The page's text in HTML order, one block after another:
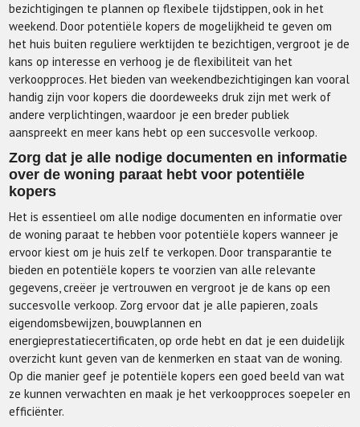
bezichtigingen te plannen op flexibele tijdstippen, ook in het
weekend. Door potentiële kopers de mogelijkheid te geven om
het huis buiten reguliere werktijden te bezichtigen, vergroot je de
kans op interesse en verhoog je de flexibiliteit van het
verkoopproces. Het bieden van weekendbezichtigingen kan vooral
handig zijn voor kopers die doordeweeks druk zijn met werk of
andere verplichtingen, waardoor je een breder publiek
aanspreekt en meer kans hebt op een succesvolle verkoop.
Zorg dat je alle nodige documenten en informatie
over de woning paraat hebt voor potentiële
kopers
Het is essentieel om alle nodige documenten en informatie over
de woning paraat te hebben voor potentiële kopers wanneer je
ervoor kiest om je huis zelf te verkopen. Door transparantie te
bieden en potentiële kopers te voorzien van alle relevante
gegevens, creëer je vertrouwen en vergroot je de kans op een
succesvolle verkoop. Zorg ervoor dat je alle papieren, zoals
eigendomsbewijzen, bouwplannen en
energieprestatiecertificaten, op orde hebt en dat je een duidelijk
overzicht kunt geven van de kenmerken en staat van de woning.
Op die manier geef je potentiële kopers een goed beeld van wat
ze kunnen verwachten en maak je het verkoopproces soepeler en
efficiënter.